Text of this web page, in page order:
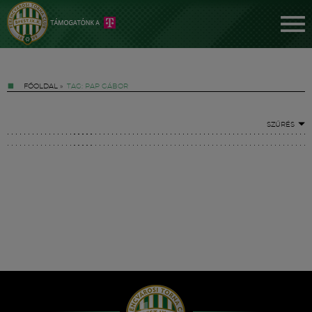
FŐOLDAL » TAG: PAP GÁBOR
SZŰRÉS
Hírek